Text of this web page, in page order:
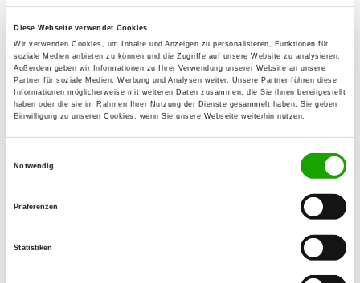
Diese Webseite verwendet Cookies
Wir verwenden Cookies, um Inhalte und Anzeigen zu personalisieren, Funktionen für
soziale Medien anbieten zu können und die Zugriffe auf unsere Website zu analysieren.
Außerdem geben wir Informationen zu Ihrer Verwendung unserer Website an unsere
Partner für soziale Medien, Werbung und Analysen weiter. Unsere Partner führen diese
Informationen möglicherweise mit weiteren Daten zusammen, die Sie ihnen bereitgestellt
haben oder die sie im Rahmen Ihrer Nutzung der Dienste gesammelt haben. Sie geben
Einwilligung zu unseren Cookies, wenn Sie unsere Webseite weiterhin nutzen.
Notwendig
Präferenzen
Statistiken
23863 Bargfeld-Stegen
Training ground:
Jersbeker Straße
23683 Bargfeld-Stegen
Handy:
0173 9514751
catharina.hack@googlemail.com
Homepage: